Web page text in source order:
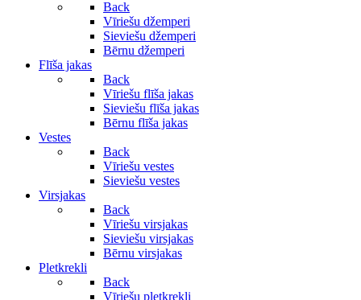
Back
Vīriešu džemperi
Sieviešu džemperi
Bērnu džemperi
Flīša jakas
Back
Vīriešu flīša jakas
Sieviešu flīša jakas
Bērnu flīša jakas
Vestes
Back
Vīriešu vestes
Sieviešu vestes
Virsjakas
Back
Vīriešu virsjakas
Sieviešu virsjakas
Bērnu virsjakas
Pletkrekli
Back
Vīriešu pletkrekli